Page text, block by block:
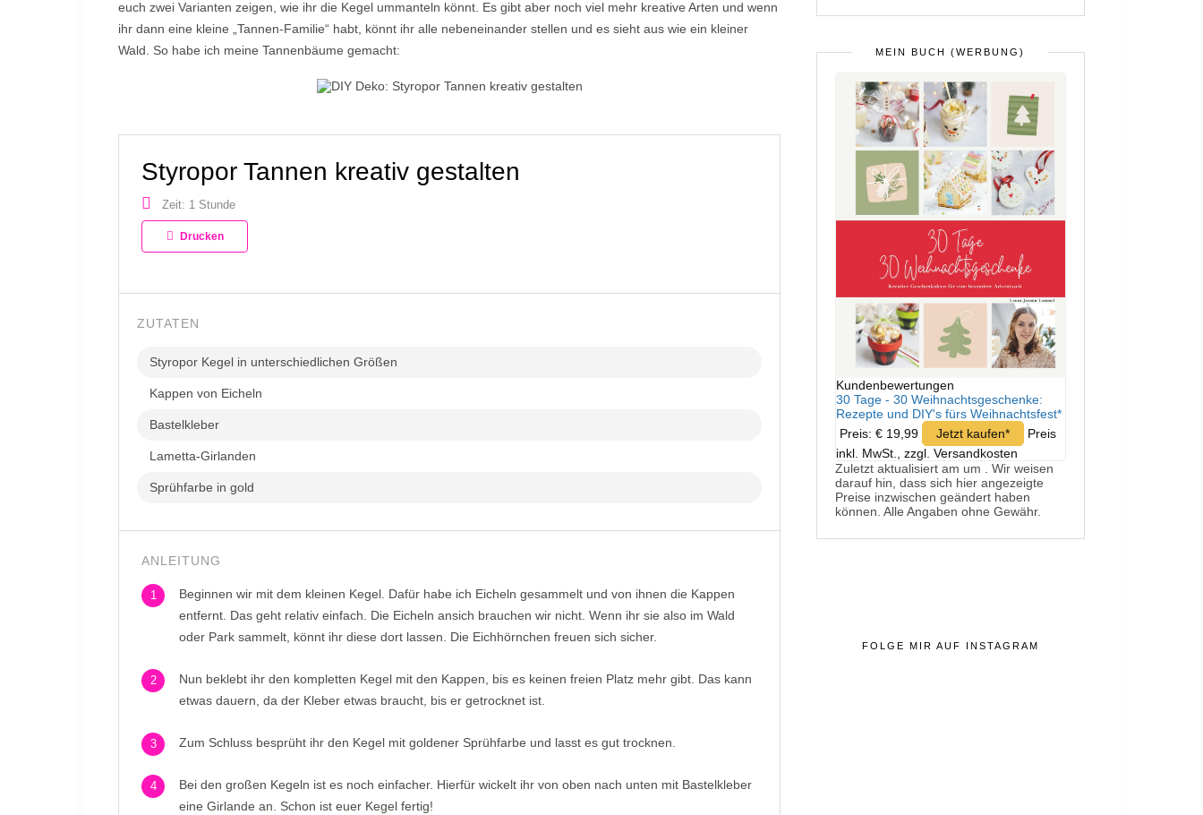
euch zwei Varianten zeigen, wie ihr die Kegel ummanteln könnt. Es gibt aber noch viel mehr kreative Arten und wenn
ihr dann eine kleine „Tannen-Familie“ habt, könnt ihr alle nebeneinander stellen und es sieht aus wie ein kleiner
Wald. So habe ich meine Tannenbäume gemacht:
Styropor Tannen kreativ gestalten
Zeit: 1 Stunde
Drucken
ZUTATEN
Styropor Kegel in unterschiedlichen Größen
Kappen von Eicheln
Bastelkleber
Lametta-Girlanden
Sprühfarbe in gold
ANLEITUNG
1
Beginnen wir mit dem kleinen Kegel. Dafür habe ich Eicheln gesammelt und von ihnen die Kappen
entfernt. Das geht relativ einfach. Die Eicheln ansich brauchen wir nicht. Wenn ihr sie also im Wald
oder Park sammelt, könnt ihr diese dort lassen. Die Eichhörnchen freuen sich sicher.
2
Nun beklebt ihr den kompletten Kegel mit den Kappen, bis es keinen freien Platz mehr gibt. Das kann
etwas dauern, da der Kleber etwas braucht, bis er getrocknet ist.
3 Zum Schluss besprüht ihr den Kegel mit goldener Sprühfarbe und lasst es gut trocknen.
4
Bei den großen Kegeln ist es noch einfacher. Hierfür wickelt ihr von oben nach unten mit Bastelkleber
eine Girlande an. Schon ist euer Kegel fertig!
MEIN BUCH (WERBUNG)
Kundenbewertungen
30 Tage - 30 Weihnachtsgeschenke:
Rezepte und DIY's fürs Weihnachtsfest*
Preis: € 19,99
Jetzt kaufen*
Preis
inkl. MwSt., zzgl. Versandkosten
Zuletzt aktualisiert am um . Wir weisen
darauf hin, dass sich hier angezeigte
Preise inzwischen geändert haben
können. Alle Angaben ohne Gewähr.
FOLGE MIR AUF INSTAGRAM